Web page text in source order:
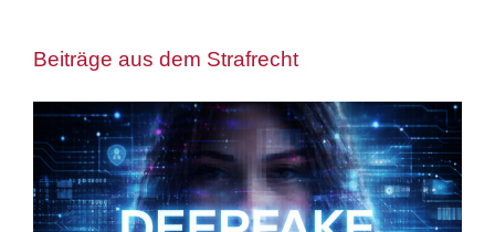
Beiträge aus dem Strafrecht